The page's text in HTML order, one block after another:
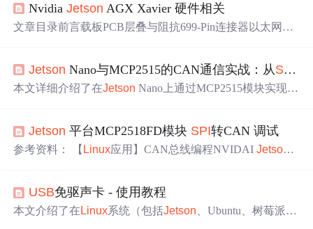
技术显著降低USB 摄像头DMA中断延迟与UART电调响应
抖动，直接提升ROS 1在嵌入式平台（如JetsonNX）上的
敏感的移动机器人系统。本文聚焦于4.19.232-rt107 内核在T
egra SoC上的定制编译、
USB
NvidiaJetson AGX Xavier 硬件相关
文章目录前言载板PCB层叠与阻抗699-Pin连接器以太网M.
D插槽HDMIUSBType-C 和 Micro-USBI2CSPIUARTCAN
官方验证过的电源/扩展卡总结 / 参考微信公众号 前言 几种
Jetson Nano与MCP2515的CAN通信实战：从SPI
本文详细介绍了在Jetson Nano上通过MCP2515模块实现C
试，重点解决了SPI配置、驱动加载和Python环境权限等常
见问题，为工业物联网、机器人等领域的开发者提供了从
Jetson 平台MCP2518FD模块 SPI转CAN 调试
参考资料： 【 Linux应用】CAN总线编程NVIDAIJetson
加CAN收发器（市面上非常多型号）如:Microchip - MCP25
57FD/2558FDTI - SN65HVD231DG4NXP - TJA1043Xavier
USB免驱声卡 - 使用教程
本文介绍了在 Linux系统（包括Jetson 、Ubuntu、树莓派